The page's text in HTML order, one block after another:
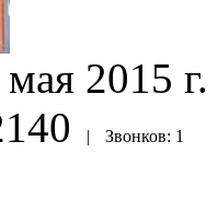
2015 г.
| Звонков: 1